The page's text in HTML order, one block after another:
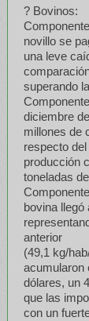
? Bovinos:
novillo se
una leve
superando
diciembre
millones de
respecto
producción
toneladas
bovina llegó
anterior
(49,1 kg/
acumularon
dólares, un
que las
con un